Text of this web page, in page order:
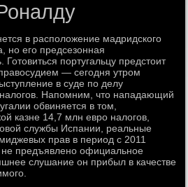
в расположение мадридского
но его предсезонная
Готовиться португальцу предстоит
— сегодня утром
в суде по делу
Напомним, что нападающий
обвиняется в том,
казне 14,7 млн евро налогов,
службы Испании, реальные
прав в период с 2011
не предъявлено официальное
слушание он прибыл в качестве